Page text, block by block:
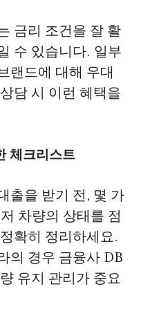
금리 조건을 잘 활
수 있습니다. 일부
랜드에 대해 우대
담 시 이런 혜택을
체크리스트
출을 받기 전, 몇 가
차량의 상태를 점
확히 정리하세요.
의 경우 금융사 DB
유지 관리가 중요